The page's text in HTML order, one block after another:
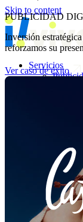
Skip to content
Servicios
UGC
Quiénes
Método
Cultura
Clientes
Casos
Clientes
PUBLICIDAD
Inversión
reforzamos su
Ver caso de éxito